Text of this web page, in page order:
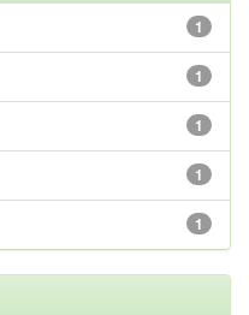
1
1
1
1
1